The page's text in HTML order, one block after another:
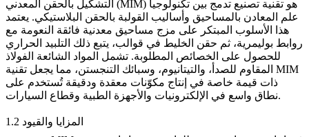
التشكيل بالحقن المعدني (MIM) هو تقنية تصنيع تدمج بين تكنولوجيا
علم المعادن بالمساحيق وأساليب القولبة بالحقن البلاستيكي. يعتمد
هذا الأسلوب المبتكر على مزج مساحيق معدنية فائقة النعومة مع
روابط بوليمرية، ثم حقن الخليط في قوالب، يتبع ذلك التلبيد الحراري
للحصول على الخصائص المطلوبة. تشمل المواد الشائعة الفولاذ
المقاوم للصدأ، والتيتانيوم، وسبائك التنجستن، مما يجعل تقنية MIM
ذات قيمة خاصة في إنتاج مكوّنات معقدة ودقيقة تُستخدم على
نطاق واسع في الإلكترونيات والأجهزة الطبية وقطاع السيارات.
1.2 المزايا والقيود